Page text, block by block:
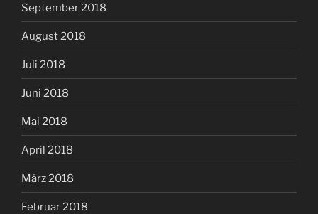
September 2018
August 2018
Juli 2018
Juni 2018
Mai 2018
April 2018
März 2018
Februar 2018